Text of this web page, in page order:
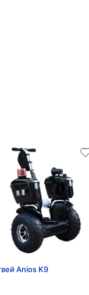
Anios K9